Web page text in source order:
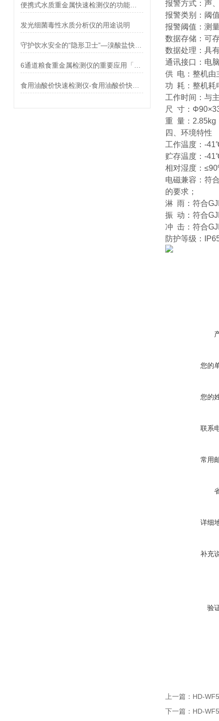
发光细菌毒性水质分析仪的用途说明
报警方式：声
报警类别：阈
报警阈值：测
数据存储：可
数据处理：具
通讯接口：电
供 电：整机由
功 耗：整机耗
工作时间：与
尺 寸：
重 量：2.85kg
四、环境特性
工作温度：-
贮存温度：-
相对湿度：
电磁兼容：符
的要求；
淋 雨：符合
振 动：符合
冲 击：符合
防护等级：
您的
您的
联系
常用
详细
补充
验
上一篇： HD-
下一篇： HD-